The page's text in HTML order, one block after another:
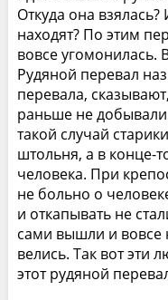
Откуда она
находят? По этим
вовсе угомонилась.
Рудяной перевал
перевала,
раньше не
такой случай
штольня, а в конце-
человека. При
не больно о
и откапывать не
сами вышли и вовсе
велись. Так вот эти
этот рудяной